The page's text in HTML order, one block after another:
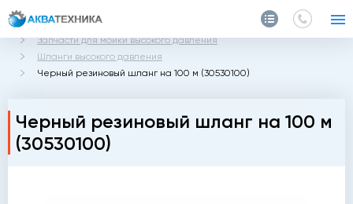
Главная Каталог
Запчасти для мойки высокого давления
Шланги высокого давления
Черный резиновый шланг на 100 м (30530100)
Черный резиновый шланг на 100 м
(30530100)